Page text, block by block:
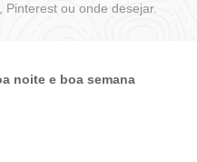
ou onde desejar.
noite e boa semana